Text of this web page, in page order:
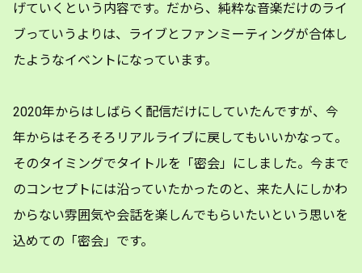
げていくという内容です。だから、純粋な音楽だけのライ
ブっていうよりは、ライブとファンミーティングが合体し
たようなイベントになっています。
2020年からはしばらく配信だけにしていたんですが、今
年からはそろそろリアルライブに戻してもいいかなって。
そのタイミングでタイトルを「密会」にしました。今まで
のコンセプトには沿っていたかったのと、来た人にしかわ
からない雰囲気や会話を楽しんでもらいたいという思いを
込めての「密会」です。